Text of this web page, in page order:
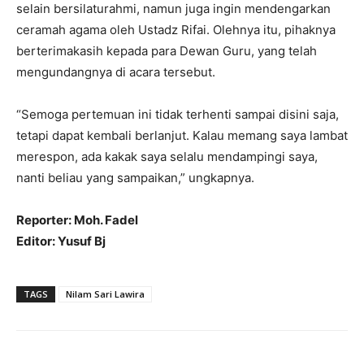
selain bersilaturahmi, namun juga ingin mendengarkan
ceramah agama oleh Ustadz Rifai. Olehnya itu, pihaknya
berterimakasih kepada para Dewan Guru, yang telah
mengundangnya di acara tersebut.
“Semoga pertemuan ini tidak terhenti sampai disini saja,
tetapi dapat kembali berlanjut. Kalau memang saya lambat
merespon, ada kakak saya selalu mendampingi saya,
nanti beliau yang sampaikan,” ungkapnya.
Reporter: Moh. Fadel
Editor: Yusuf Bj
TAGS Nilam Sari Lawira